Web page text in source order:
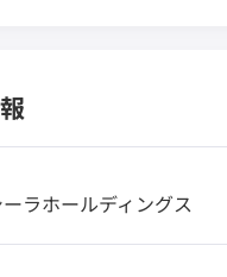
ラホールディングス